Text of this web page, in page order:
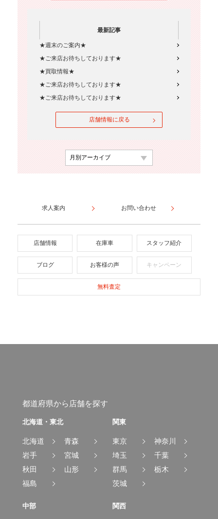
最新記事
★週末のご案内★
★ご来店お待ちしております★
★買取情報★
★ご来店お待ちしております★
★ご来店お待ちしております★
店舗情報に戻る
求人案内 お問い合わせ
店舗情報 在庫車 スタッフ紹介
ブログ お客様の声 キャンペーン
無料査定
都道府県から店舗を探す
北海道・東北
北海道
青森
岩手
宮城
秋田
山形
福島
関東
東京
神奈川
埼玉
千葉
群馬
栃木
茨城
中部 関西